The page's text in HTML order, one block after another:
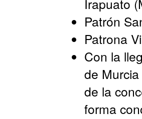
Irapuato
Patrón
Patrona
Con la
de
de la
forma